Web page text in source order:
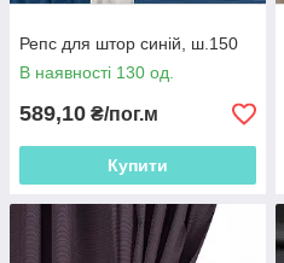
Репс для штор синій, ш.150
В наявності 130 од.
589,10 ₴/пог.м
Купити